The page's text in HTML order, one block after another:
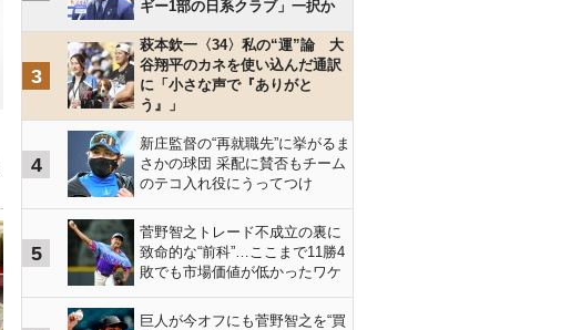
ギー1部の日系クラブ」一択か
3
萩本欽一〈34〉私の“運”論 大
谷翔平のカネを使い込んだ通訳
に「小さな声で『ありがと
う』」
4
新庄監督の“再就職先”に挙がるま
さかの球団 采配に賛否もチーム
のテコ入れ役にうってつけ
5
菅野智之トレード不成立の裏に
致命的な“前科”…ここまで11勝4
敗でも市場価値が低かったワケ
巨人が今オフにも菅野智之を“買